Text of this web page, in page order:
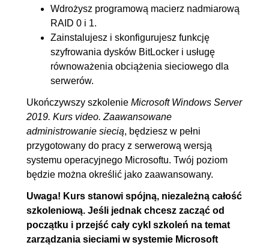
9.1. Instalacja i konfiguracja
00:05:59
9.2. Uruchomienie funkcji
00:11:57
9.3. Odzyskiwanie hasła
00:03:58
10. Równoważenie obciążenia
sieciowego
10.1. Instalacja usługi
10.2. Konfiguracja serwerów
00:07:07
Wdrożysz programową macierz nadmiarową
RAID 0 i 1.
Zainstalujesz i skonfigurujesz funkcję
szyfrowania dysków BitLocker i usługę
równoważenia obciążenia sieciowego dla
serwerów.
Ukończywszy szkolenie Microsoft Windows Server
2019. Kurs video. Zaawansowane
administrowanie siecią, będziesz w pełni
przygotowany do pracy z serwerową wersją
systemu operacyjnego Microsoftu. Twój poziom
będzie można określić jako zaawansowany.
Uwaga! Kurs stanowi spójną, niezależną całość
szkoleniową. Jeśli jednak chcesz zacząć od
początku i przejść cały cykl szkoleń na temat
zarządzania sieciami w systemie Microsoft